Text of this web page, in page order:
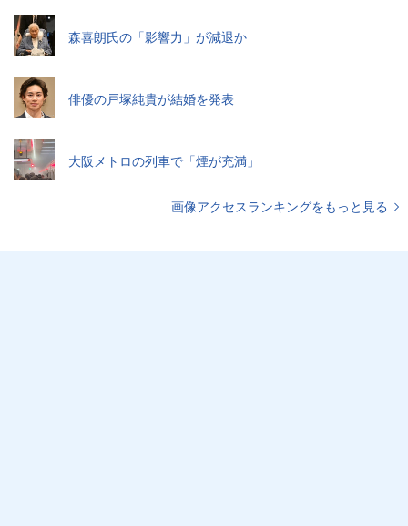
森喜朗氏の「影響力」が減退か
俳優の戸塚純貴が結婚を発表
大阪メトロの列車で「煙が充満」
画像アクセスランキングをもっと見る